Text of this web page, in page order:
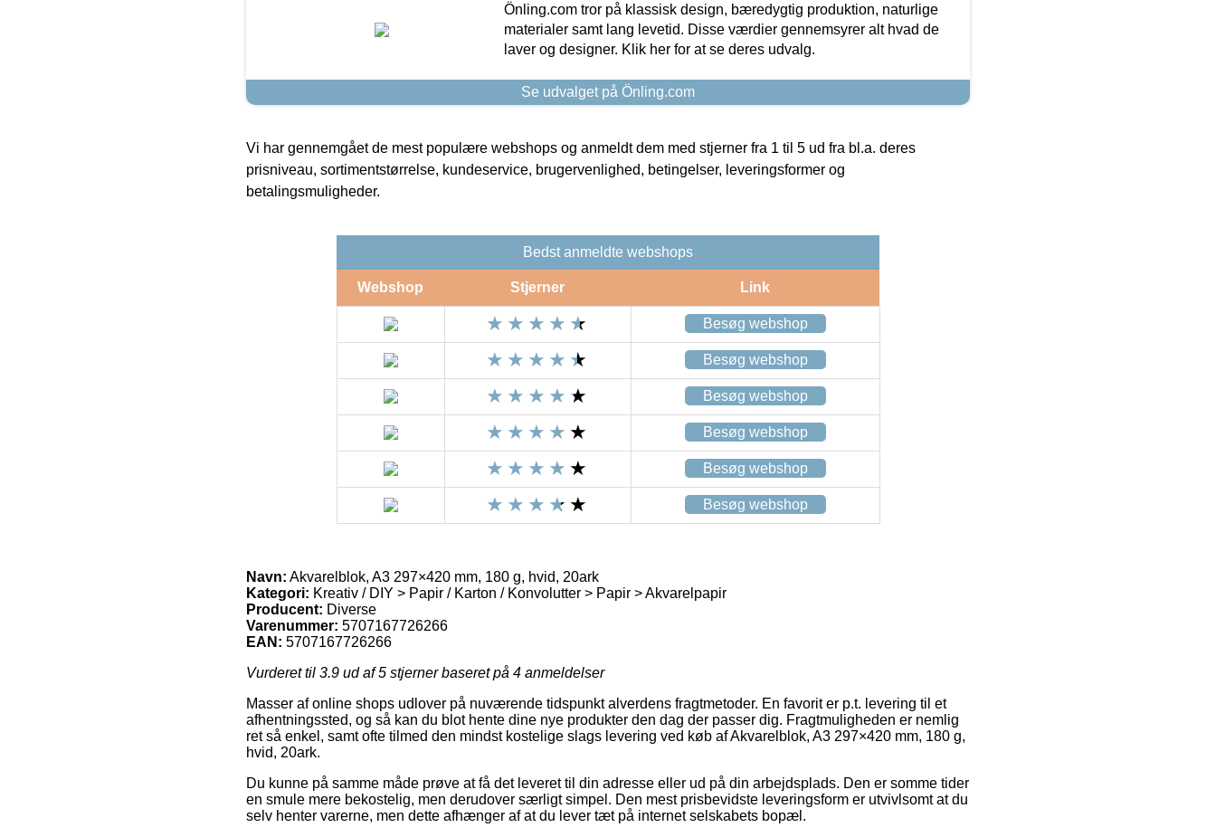
Önling.com tror på klassisk design, bæredygtig produktion, naturlige
materialer samt lang levetid. Disse værdier gennemsyrer alt hvad de
laver og designer. Klik her for at se deres udvalg.
Se udvalget på Önling.com
Vi har gennemgået de mest populære webshops og anmeldt dem med stjerner fra 1 til 5 ud fra bl.a. deres
prisniveau, sortimentstørrelse, kundeservice, brugervenlighed, betingelser, leveringsformer og
betalingsmuligheder.
Bedst anmeldte webshops
Webshop Stjerner Link
Besøg webshop
Besøg webshop
Besøg webshop
Besøg webshop
Besøg webshop
Besøg webshop
Navn: Akvarelblok, A3 297×420 mm, 180 g, hvid, 20ark
Kategori: Kreativ / DIY > Papir / Karton / Konvolutter > Papir > Akvarelpapir
Producent: Diverse
Varenummer: 5707167726266
EAN: 5707167726266
Vurderet til 3.9 ud af 5 stjerner baseret på 4 anmeldelser
Masser af online shops udlover på nuværende tidspunkt alverdens fragtmetoder. En favorit er p.t. levering til et
afhentningssted, og så kan du blot hente dine nye produkter den dag der passer dig. Fragtmuligheden er nemlig
ret så enkel, samt ofte tilmed den mindst kostelige slags levering ved køb af Akvarelblok, A3 297×420 mm, 180 g,
hvid, 20ark.
Du kunne på samme måde prøve at få det leveret til din adresse eller ud på din arbejdsplads. Den er somme tider
en smule mere bekostelig, men derudover særligt simpel. Den mest prisbevidste leveringsform er utvivlsomt at du
selv henter varerne, men dette afhænger af at du lever tæt på internet selskabets bopæl.